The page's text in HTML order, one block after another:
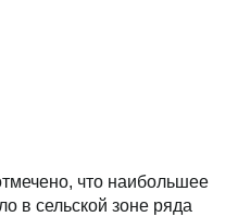
что наибольшее
в сельской зоне ряда